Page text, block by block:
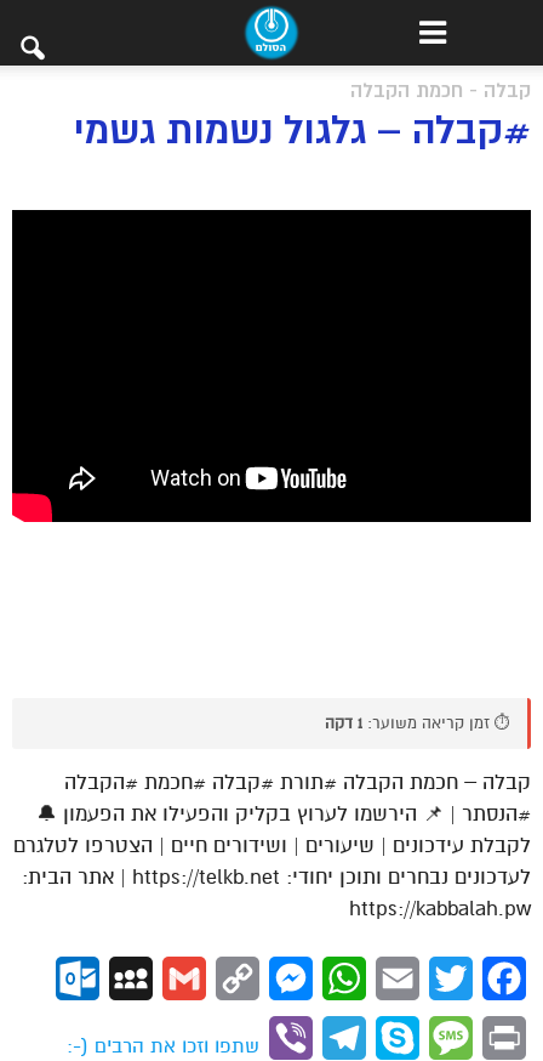
קבלה - חכמת הקבלה
#קבלה – גלגול נשמות גשמי
⏱️ זמן קריאה משוער: 1 דקה
קבלה – חכמת הקבלה #תורת #קבלה #חכמת #הקבלה
#הנסתר | 📌 הירשמו לערוץ בקליק והפעילו את הפעמון 🔔
לקבלת עידכונים | שיעורים | ושידורים חיים | הצטרפו לטלגרם
לעדכונים נבחרים ותוכן יחודי: https://telkb.net | אתר הבית:
https://kabbalah.pw
Facebook
Twitter
Email
WhatsApp
Messenger
Copy
Gmail
MySpace
Print
Message
Skype
Telegram
Viber
שתפו וזכו את הרבים (-: